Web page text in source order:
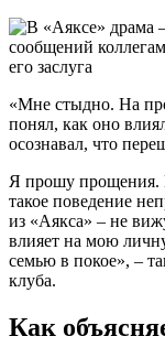
«Мне стыдно. На
понял, как оно
осознавал, что
Я прошу прощения.
такое поведение
из «Аякса» – не
влияет на мою
семью в покое», –
клуба.
Как